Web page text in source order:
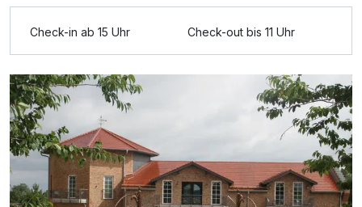
Für 8 Tage p.P. ab768,00 €
Check-in ab 15 Uhr Check-out bis 11 Uhr